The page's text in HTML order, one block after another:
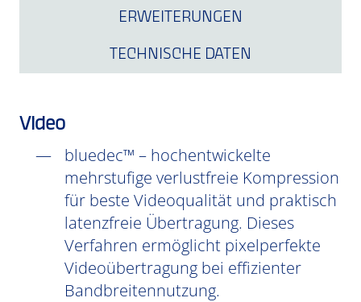
ERWEITERUNGEN
TECHNISCHE DATEN
Video
bluedec™ – hochentwickelte
mehrstufige verlustfreie Kompression
für beste Videoqualität und praktisch
latenzfreie Übertragung. Dieses
Verfahren ermöglicht pixelperfekte
Videoübertragung bei effizienter
Bandbreitennutzung.